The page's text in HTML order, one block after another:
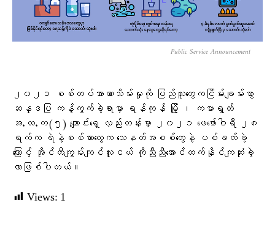
Public Service Announcement
၂၀၂၁ ​စစ်တပ်အာဏာသိမ်းမှုကို ပြည်သူ​တွေကငြိမ်းချမ်းစွာ
ဆန္ဒပြ ကန့်ကွက်ခဲ့ရာမှာ ရန်ကုန် မြို့ ၊ ကမာရွတ်
အ.ထ.က(၅) ​​ကျောင်းရှေ့ လှည်းတန်းမှာ ၂၀၂၁ ဖေဖော်ဝါရီ ၂၈
ရက်က ရဲနဲ့စစ်သား​တွေက ​သေနတ်အစစ်​တွေနဲ့ ပစ်ခတ်ခဲ့
ကြောင့် အိုင်တီကျွမ်းကျင်လူငယ် ကိုညီညီ​အောင်ထက်နိုင်ကျဆုံးခဲ့
တာဖြစ်ပါတယ်။
Views: 1